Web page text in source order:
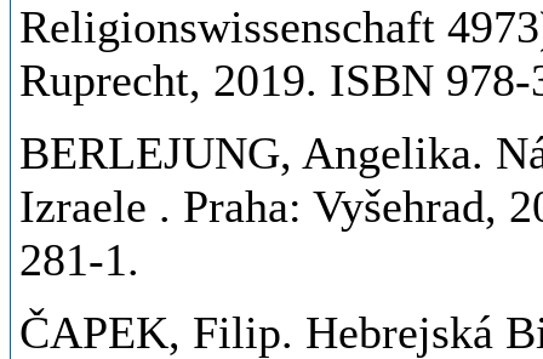
Religionswissenschaft
Ruprecht, 2019. ISBN
BERLEJUNG, Angelika.
Izraele . Praha: Vyšehrad,
281-1.
ČAPEK, Filip. Hebrejská